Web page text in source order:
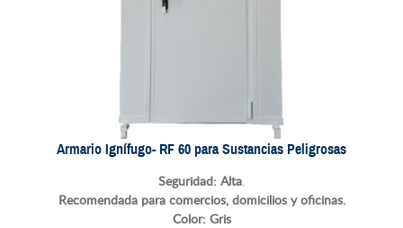
Armario Ignífugo- RF 60 para Sustancias Peligrosas
Seguridad: Alta.
Recomendada para comercios, domicilios y oficinas.
Color: Gris